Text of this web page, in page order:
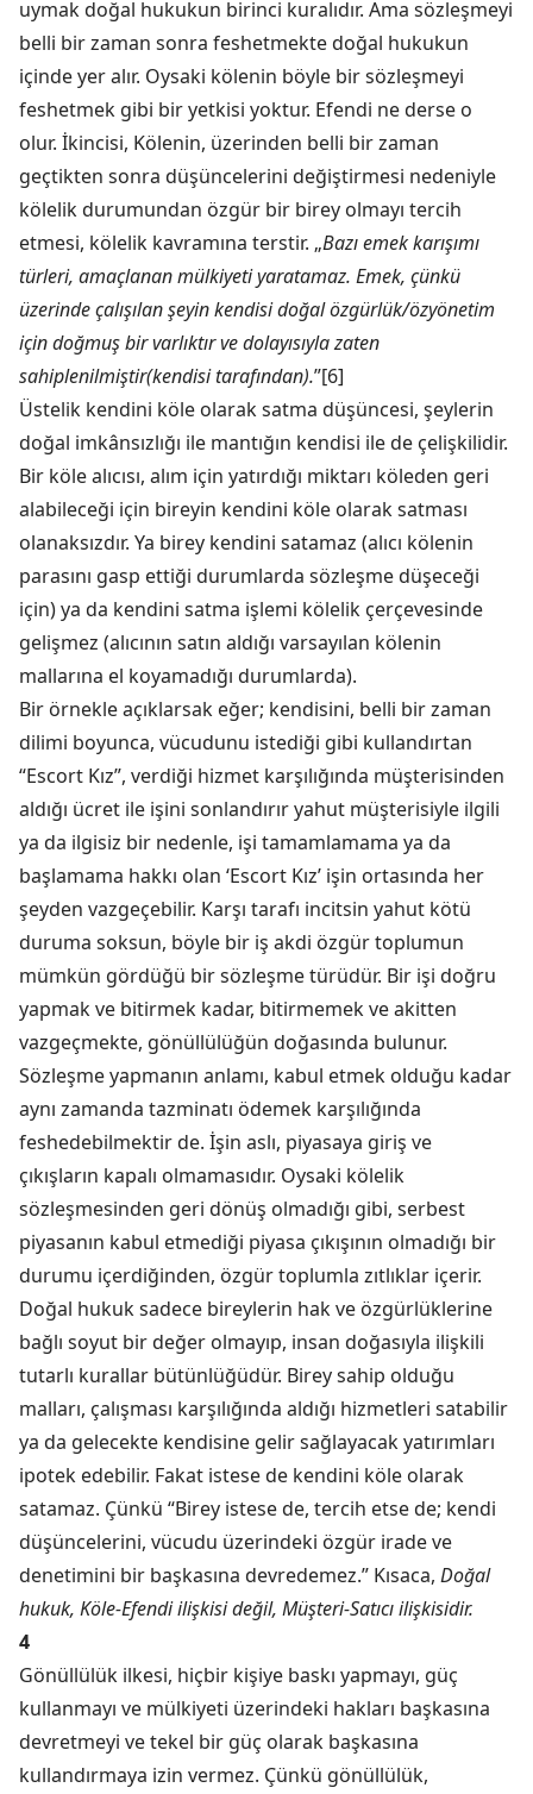
uymak doğal hukukun birinci kuralıdır. Ama sözleşmeyi
belli bir zaman sonra feshetmekte doğal hukukun
içinde yer alır. Oysaki kölenin böyle bir sözleşmeyi
feshetmek gibi bir yetkisi yoktur. Efendi ne derse o
olur. İkincisi, Kölenin, üzerinden belli bir zaman
geçtikten sonra düşüncelerini değiştirmesi nedeniyle
kölelik durumundan özgür bir birey olmayı tercih
etmesi, kölelik kavramına terstir. „Bazı emek karışımı
türleri, amaçlanan mülkiyeti yaratamaz. Emek, çünkü
üzerinde çalışılan şeyin kendisi doğal özgürlük/özyönetim
için doğmuş bir varlıktır ve dolayısıyla zaten
sahiplenilmiştir(kendisi tarafından).”[6]
Üstelik kendini köle olarak satma düşüncesi, şeylerin
doğal imkânsızlığı ile mantığın kendisi ile de çelişkilidir.
Bir köle alıcısı, alım için yatırdığı miktarı köleden geri
alabileceği için bireyin kendini köle olarak satması
olanaksızdır. Ya birey kendini satamaz (alıcı kölenin
parasını gasp ettiği durumlarda sözleşme düşeceği
için) ya da kendini satma işlemi kölelik çerçevesinde
gelişmez (alıcının satın aldığı varsayılan kölenin
mallarına el koyamadığı durumlarda).
Bir örnekle açıklarsak eğer; kendisini, belli bir zaman
dilimi boyunca, vücudunu istediği gibi kullandırtan
“Escort Kız”, verdiği hizmet karşılığında müşterisinden
aldığı ücret ile işini sonlandırır yahut müşterisiyle ilgili
ya da ilgisiz bir nedenle, işi tamamlamama ya da
başlamama hakkı olan ‘Escort Kız’ işin ortasında her
şeyden vazgeçebilir. Karşı tarafı incitsin yahut kötü
duruma soksun, böyle bir iş akdi özgür toplumun
mümkün gördüğü bir sözleşme türüdür. Bir işi doğru
yapmak ve bitirmek kadar, bitirmemek ve akitten
vazgeçmekte, gönüllülüğün doğasında bulunur.
Sözleşme yapmanın anlamı, kabul etmek olduğu kadar
aynı zamanda tazminatı ödemek karşılığında
feshedebilmektir de. İşin aslı, piyasaya giriş ve
çıkışların kapalı olmamasıdır. Oysaki kölelik
sözleşmesinden geri dönüş olmadığı gibi, serbest
piyasanın kabul etmediği piyasa çıkışının olmadığı bir
durumu içerdiğinden, özgür toplumla zıtlıklar içerir.
Doğal hukuk sadece bireylerin hak ve özgürlüklerine
bağlı soyut bir değer olmayıp, insan doğasıyla ilişkili
tutarlı kurallar bütünlüğüdür. Birey sahip olduğu
malları, çalışması karşılığında aldığı hizmetleri satabilir
ya da gelecekte kendisine gelir sağlayacak yatırımları
ipotek edebilir. Fakat istese de kendini köle olarak
satamaz. Çünkü “Birey istese de, tercih etse de; kendi
düşüncelerini, vücudu üzerindeki özgür irade ve
denetimini bir başkasına devredemez.” Kısaca, Doğal
hukuk, Köle-Efendi ilişkisi değil, Müşteri-Satıcı ilişkisidir.
4
Gönüllülük ilkesi, hiçbir kişiye baskı yapmayı, güç
kullanmayı ve mülkiyeti üzerindeki hakları başkasına
devretmeyi ve tekel bir güç olarak başkasına
kullandırmaya izin vermez. Çünkü gönüllülük,